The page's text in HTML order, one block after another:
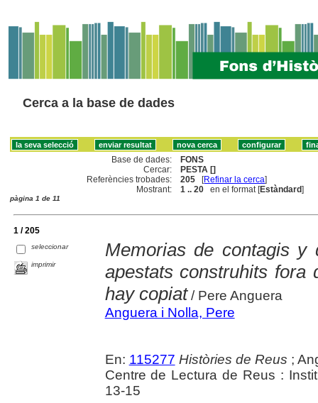
Cerca a la base de dades
Base de dades:
FONS
Cercar:
PESTA []
Referències trobades:
205 [Refinar la cerca]
Mostrant:
1 .. 20 en el format [Estàndard]
pàgina 1 de 11
1 / 205
seleccionar
imprimir
Memorias de contagis y
apestats construhits
hay copiat/ Pere Anguera
Anguera i Nolla, Pere
En: 115277 Històries de Reus ;
Centre de Lectura de Reus :
13-15